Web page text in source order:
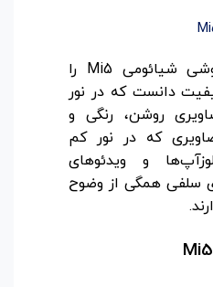
درمجموع دوربین گوشی شیائومی Mi5 را
دانست که در نور
روشن، رنگی و
که در نور کم
و ویدئوهای
همگی از وضوح
Mi5